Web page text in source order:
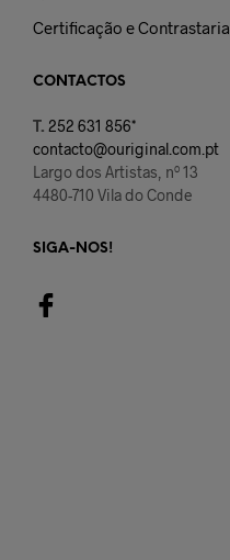
Certificação e Contrastaria
CONTACTOS
T. 252 631 856*
contacto@ouriginal.com.pt
Largo dos Artistas, nº 13
4480-710 Vila do Conde
SIGA-NOS!